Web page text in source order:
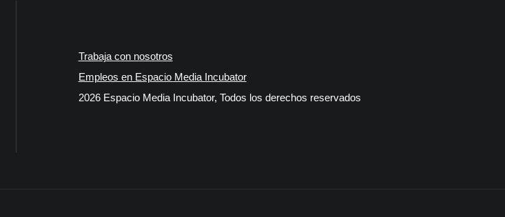
Trabaja con nosotros
Empleos en Espacio Media Incubator
2026 Espacio Media Incubator, Todos los derechos reservados